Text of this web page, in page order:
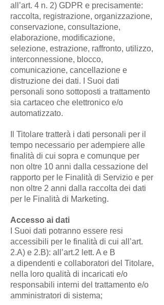
all’art. 4 n. 2) GDPR e precisamente:
raccolta, registrazione, organizzazione,
conservazione, consultazione,
elaborazione, modificazione,
selezione, estrazione, raffronto, utilizzo,
interconnessione, blocco,
comunicazione, cancellazione e
distruzione dei dati. I Suoi dati
personali sono sottoposti a trattamento
sia cartaceo che elettronico e/o
automatizzato.
Il Titolare tratterà i dati personali per il
tempo necessario per adempiere alle
finalità di cui sopra e comunque per
non oltre 10 anni dalla cessazione del
rapporto per le Finalità di Servizio e per
non oltre 2 anni dalla raccolta dei dati
per le Finalità di Marketing.
Accesso ai dati
I Suoi dati potranno essere resi
accessibili per le finalità di cui all’art.
2.A) e 2.B): all’art.2 lett. A e B
a dipendenti e collaboratori del Titolare,
nella loro qualità di incaricati e/o
responsabili interni del trattamento e/o
amministratori di sistema;